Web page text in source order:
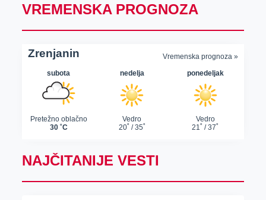
VREMENSKA PROGNOZA
NAJČITANIJE VESTI